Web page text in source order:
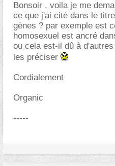
Bonsoir , voila je me
ce que j'ai cité dans le
gènes ? par exemple est
homosexuel est ancré
ou cela est-il dû à
les préciser
Cordialement
Organic
-----